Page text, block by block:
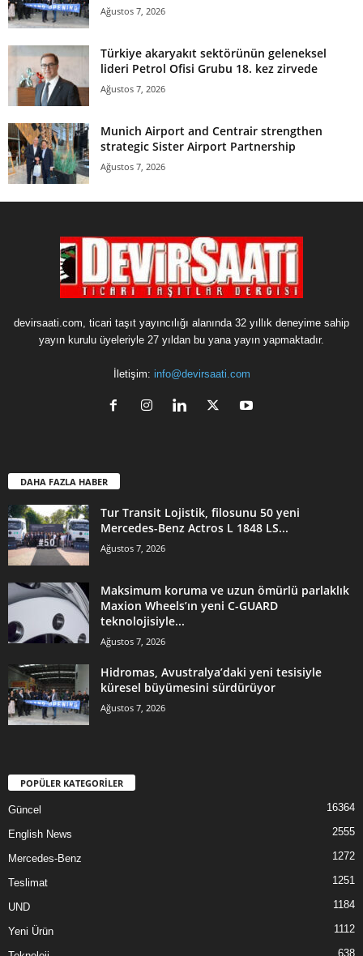
Ağustos 7, 2026
Türkiye akaryakıt sektörünün geleneksel
lideri Petrol Ofisi Grubu 18. kez zirvede
Ağustos 7, 2026
Munich Airport and Centrair strengthen
strategic Sister Airport Partnership
Ağustos 7, 2026
devirsaati.com, ticari taşıt yayıncılığı alanında 32 yıllık deneyime sahip
yayın kurulu üyeleriyle 27 yıldan bu yana yayın yapmaktadır.
İletişim: info@devirsaati.com
DAHA FAZLA HABER
Tur Transit Lojistik, filosunu 50 yeni
Mercedes-Benz Actros L 1848 LS...
Ağustos 7, 2026
Maksimum koruma ve uzun ömürlü parlaklık
Maxion Wheels’ın yeni C-GUARD
teknolojisiyle...
Ağustos 7, 2026
Hidromas, Avustralya’daki yeni tesisiyle
küresel büyümesini sürdürüyor
Ağustos 7, 2026
POPÜLER KATEGORİLER
Güncel 16364
English News 2555
Mercedes-Benz 1272
Teslimat 1251
UND 1184
Yeni Ürün 1112
638